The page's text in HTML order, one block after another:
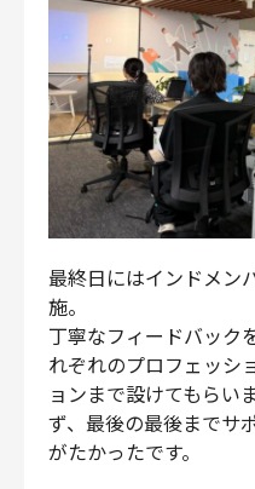
最終日にはインドメン
施。
丁寧なフィードバック
れぞれのプロフェッシ
ョンまで設けてもらい
ず、最後の最後までサ
がたかったです。